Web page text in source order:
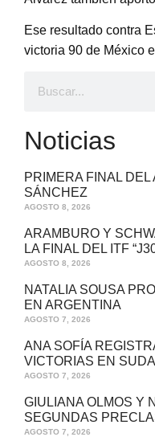
Ese resultado contra
victoria 90 de México
Noticias
PRIMERA FINAL DEL
SÁNCHEZ
AGOSTO 8, 2026
ARAMBURO Y
LA FINAL DEL ITF
AGOSTO 8, 2026
NATALIA SOUSA
EN ARGENTINA
AGOSTO 7, 2026
ANA SOFÍA
VICTORIAS EN
AGOSTO 7, 2026
GIULIANA OLMOS Y
SEGUNDAS
AGOSTO 7, 2026